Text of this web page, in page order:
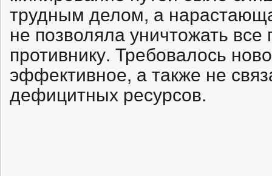
трудным делом, а
не позволяла уничтожать
противнику. Требовалось
эффективное, а также не
дефицитных ресурсов.